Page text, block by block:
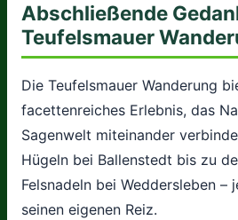
Abschließende
Teufelsmauer
Die Teufelsmauer Wanderung
facettenreiches Erlebnis, das
Sagenwelt miteinander
Hügeln bei Ballenstedt bis zu
Felsnadeln bei Weddersleben –
seinen eigenen Reiz.